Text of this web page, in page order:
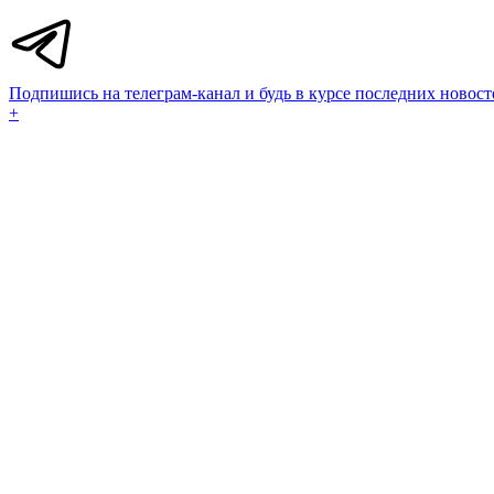
Подпишись на телеграм-канал и будь в курсе последних
+